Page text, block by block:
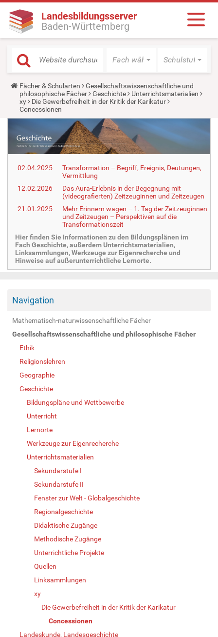
Landesbildungsserver
Baden-Württemberg
Fach wählen Schulstufe
Y
o
u
a
r
e
r
e
Fächer & Schularten
Gesellschaftswissenschaftliche und
philosophische Fächer
Geschichte
Unterrichtsmaterialien
xy
Die Gewerbefreiheit in der Kritik der Karikatur
Concessionen
02.04.2025
Transformation – Begriff, Ereignis, Deutungen,
Vermittlung
12.02.2026
Das Aura-Erlebnis in der Begegnung mit
(videografierten) Zeitzeuginnen und Zeitzeugen
21.01.2025
Mehr Erinnern wagen – 1. Tag der Zeitzeuginnen
und Zeitzeugen – Perspektiven auf die
Transformationszeit
Hier finden Sie Informationen zu den Bildungsplänen im
Fach Geschichte, außerdem Unterrichtsmaterialien,
Linksammlungen, Werkzeuge zur Eigenrecherche und
Hinweise auf außerunterrichtliche Lernorte.
Navigation
Mathematisch-naturwissenschaftliche Fächer
Gesellschaftswissenschaftliche und philosophische Fächer
Ethik
Religionslehren
Geographie
Geschichte
Bildungspläne und Wettbewerbe
Unterricht
Lernorte
Werkzeuge zur Eigenrecherche
Unterrichtsmaterialien
Sekundarstufe I
Sekundarstufe II
Fenster zur Welt - Globalgeschichte
Regionalgeschichte
Didaktische Zugänge
Methodische Zugänge
Unterrichtliche Projekte
Quellen
Linksammlungen
xy
Die Gewerbefreiheit in der Kritik der Karikatur
Concessionen
Landeskunde, Landesgeschichte